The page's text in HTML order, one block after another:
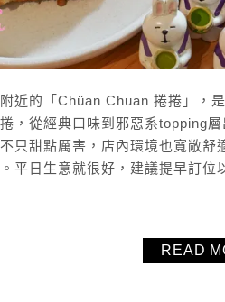
近的「Chüan Chuan 捲捲」，
，從經典口味到邪惡系topping
只甜點厲害，店內環境也寬敞
平日生意就很好，建議提早訂
READ